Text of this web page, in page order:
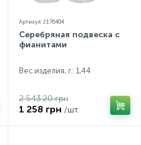
Артикул: 2176404
Серебряная подвеска с
фианитами
Вес изделия, г.: 1,44
2 543.20 грн
1 258 грн /шт.